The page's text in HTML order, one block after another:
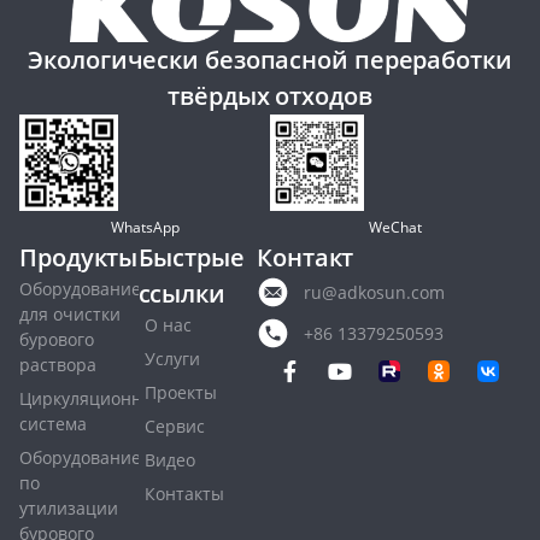
Экологически безопасной переработки
твёрдых отходов
WhatsApp WeChat
Продукты
Оборудование
для очистки
бурового
раствора
Циркуляционная
система
Оборудование
по
утилизации
бурового
Быстрые
ссылки
О нас
Услуги
Проекты
Сервис
Видео
Контакты
Контакт
ru@adkosun.com
+86 13379250593